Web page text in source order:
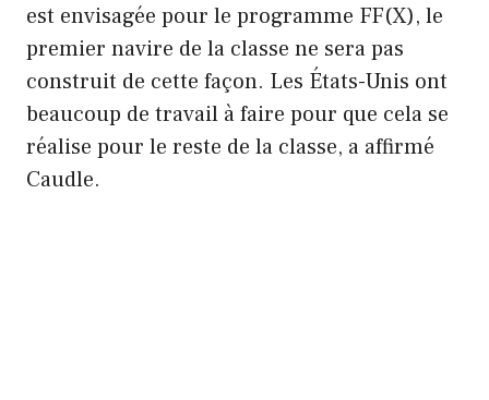
est envisagée pour le programme FF(X), le
premier navire de la classe ne sera pas
construit de cette façon. Les États-Unis ont
beaucoup de travail à faire pour que cela se
réalise pour le reste de la classe, a affirmé
Caudle.